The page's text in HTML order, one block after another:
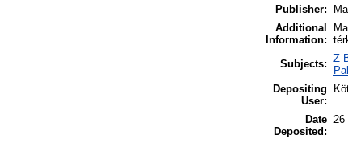
Publisher:
Additional
Information:
Subjects: Z
Depositing
User:
Date
Deposited:
26